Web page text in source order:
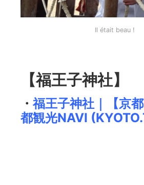
Il était beau !
【福王子神社】
・福王子神社｜【京
都観光NAVI